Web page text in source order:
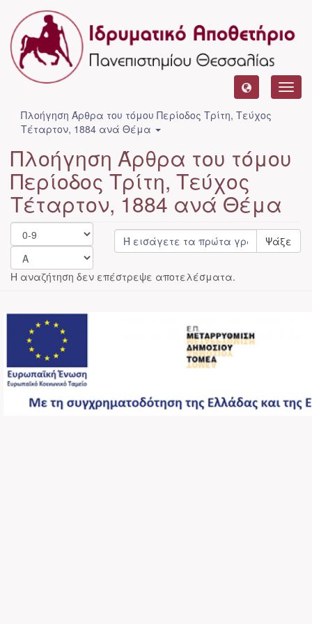
Πλοήγηση Άρθρα του τόμου Περίοδος Τρίτη, Τεύχος
Τέταρτον, 1884 ανά Θέμα
Πλοήγηση Άρθρα του τόμου
Περίοδος Τρίτη, Τεύχος
Τέταρτον, 1884 ανά Θέμα
Ψάξε
Η αναζήτηση δεν επέστρεψε αποτελέσματα.